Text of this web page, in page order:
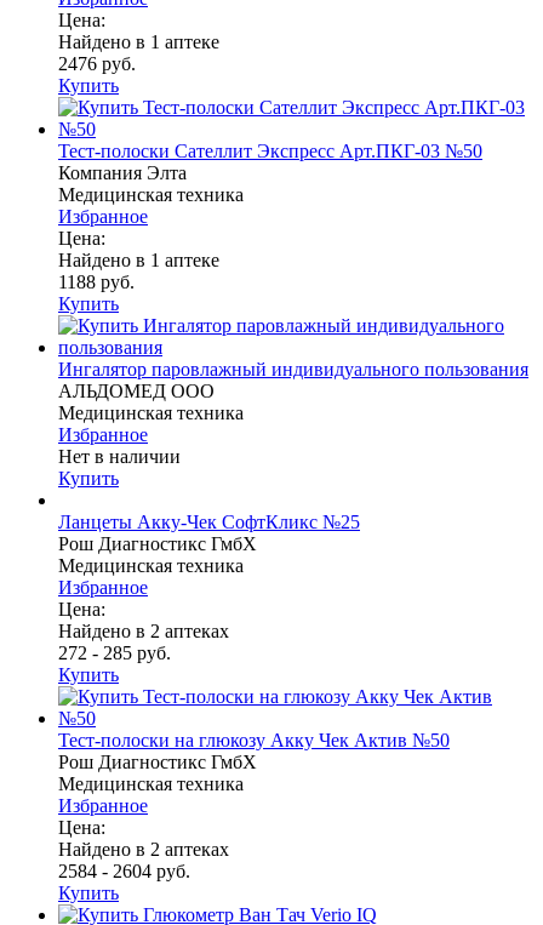
Цена:
Найдено в 1 аптеке
2476 руб.
Купить
Тест-полоски Сателлит Экспресс Арт.ПКГ-03 №50
Компания Элта
Медицинская техника
Избранное
Цена:
Найдено в 1 аптеке
1188 руб.
Купить
Ингалятор паровлажный индивидуального пользования
АЛЬДОМЕД ООО
Медицинская техника
Избранное
Нет в наличии
Купить
Ланцеты Акку-Чек СофтКликс №25
Рош Диагностикс ГмбХ
Медицинская техника
Избранное
Цена:
Найдено в 2 аптеках
272 - 285 руб.
Купить
Тест-полоски на глюкозу Акку Чек Актив №50
Рош Диагностикс ГмбХ
Медицинская техника
Избранное
Цена:
Найдено в 2 аптеках
2584 - 2604 руб.
Купить